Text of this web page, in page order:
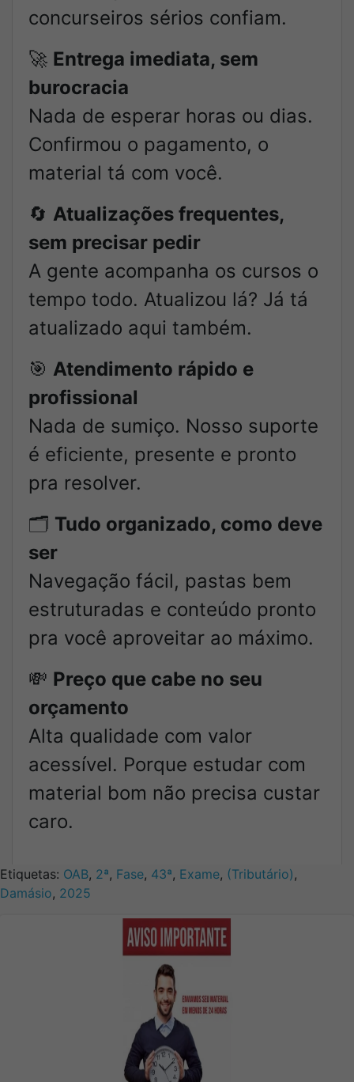
concurseiros sérios confiam.
🚀 Entrega imediata, sem
burocracia
Nada de esperar horas ou dias.
Confirmou o pagamento, o
material tá com você.
🔄 Atualizações frequentes,
sem precisar pedir
A gente acompanha os cursos o
tempo todo. Atualizou lá? Já tá
atualizado aqui também.
🎯 Atendimento rápido e
profissional
Nada de sumiço. Nosso suporte
é eficiente, presente e pronto
pra resolver.
🗂️ Tudo organizado, como deve
ser
Navegação fácil, pastas bem
estruturadas e conteúdo pronto
pra você aproveitar ao máximo.
💸 Preço que cabe no seu
orçamento
Alta qualidade com valor
acessível. Porque estudar com
material bom não precisa custar
caro.
Etiquetas: OAB, 2ª, Fase, 43ª, Exame, (Tributário),
Damásio, 2025